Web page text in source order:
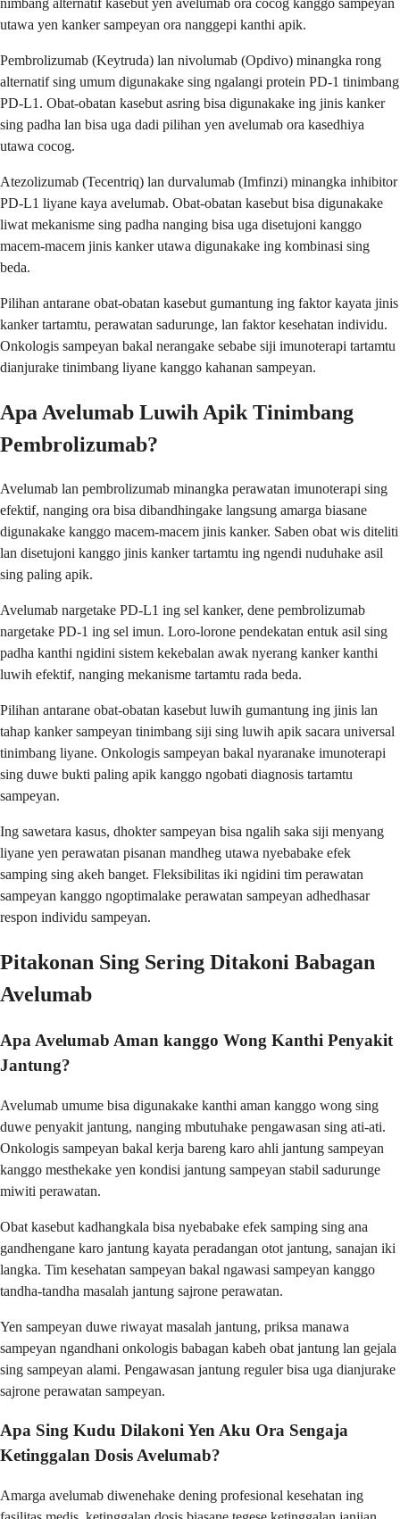
nimbang alternatif kasebut yen avelumab ora cocog kanggo sampeyan
utawa yen kanker sampeyan ora nanggepi kanthi apik.
Pembrolizumab (Keytruda) lan nivolumab (Opdivo) minangka rong
alternatif sing umum digunakake sing ngalangi protein PD-1 tinimbang
PD-L1. Obat-obatan kasebut asring bisa digunakake ing jinis kanker
sing padha lan bisa uga dadi pilihan yen avelumab ora kasedhiya
utawa cocog.
Atezolizumab (Tecentriq) lan durvalumab (Imfinzi) minangka inhibitor
PD-L1 liyane kaya avelumab. Obat-obatan kasebut bisa digunakake
liwat mekanisme sing padha nanging bisa uga disetujoni kanggo
macem-macem jinis kanker utawa digunakake ing kombinasi sing
beda.
Pilihan antarane obat-obatan kasebut gumantung ing faktor kayata jinis
kanker tartamtu, perawatan sadurunge, lan faktor kesehatan individu.
Onkologis sampeyan bakal nerangake sebabe siji imunoterapi tartamtu
dianjurake tinimbang liyane kanggo kahanan sampeyan.
Apa Avelumab Luwih Apik Tinimbang
Pembrolizumab?
Avelumab lan pembrolizumab minangka perawatan imunoterapi sing
efektif, nanging ora bisa dibandhingake langsung amarga biasane
digunakake kanggo macem-macem jinis kanker. Saben obat wis diteliti
lan disetujoni kanggo jinis kanker tartamtu ing ngendi nuduhake asil
sing paling apik.
Avelumab nargetake PD-L1 ing sel kanker, dene pembrolizumab
nargetake PD-1 ing sel imun. Loro-lorone pendekatan entuk asil sing
padha kanthi ngidini sistem kekebalan awak nyerang kanker kanthi
luwih efektif, nanging mekanisme tartamtu rada beda.
Pilihan antarane obat-obatan kasebut luwih gumantung ing jinis lan
tahap kanker sampeyan tinimbang siji sing luwih apik sacara universal
tinimbang liyane. Onkologis sampeyan bakal nyaranake imunoterapi
sing duwe bukti paling apik kanggo ngobati diagnosis tartamtu
sampeyan.
Ing sawetara kasus, dhokter sampeyan bisa ngalih saka siji menyang
liyane yen perawatan pisanan mandheg utawa nyebabake efek
samping sing akeh banget. Fleksibilitas iki ngidini tim perawatan
sampeyan kanggo ngoptimalake perawatan sampeyan adhedhasar
respon individu sampeyan.
Pitakonan Sing Sering Ditakoni Babagan
Avelumab
Apa Avelumab Aman kanggo Wong Kanthi Penyakit
Jantung?
Avelumab umume bisa digunakake kanthi aman kanggo wong sing
duwe penyakit jantung, nanging mbutuhake pengawasan sing ati-ati.
Onkologis sampeyan bakal kerja bareng karo ahli jantung sampeyan
kanggo mesthekake yen kondisi jantung sampeyan stabil sadurunge
miwiti perawatan.
Obat kasebut kadhangkala bisa nyebabake efek samping sing ana
gandhengane karo jantung kayata peradangan otot jantung, sanajan iki
langka. Tim kesehatan sampeyan bakal ngawasi sampeyan kanggo
tandha-tandha masalah jantung sajrone perawatan.
Yen sampeyan duwe riwayat masalah jantung, priksa manawa
sampeyan ngandhani onkologis babagan kabeh obat jantung lan gejala
sing sampeyan alami. Pengawasan jantung reguler bisa uga dianjurake
sajrone perawatan sampeyan.
Apa Sing Kudu Dilakoni Yen Aku Ora Sengaja
Ketinggalan Dosis Avelumab?
Amarga avelumab diwenehake dening profesional kesehatan ing